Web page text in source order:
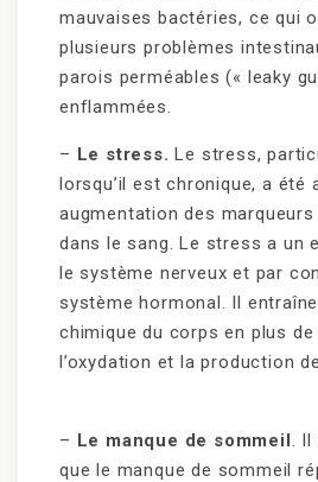
mauvaises bactéries, ce qui
plusieurs problèmes
parois perméables (« leaky
enflammées.
– Le stress.Le stress,
lorsqu’il est chronique, a été
augmentation des
dans le sang. Le stress a un
le système nerveux et par
système hormonal. Il
chimique du corps en plus
l’oxydation et la production
– Le manque de sommeil. Il
que le manque de sommeil